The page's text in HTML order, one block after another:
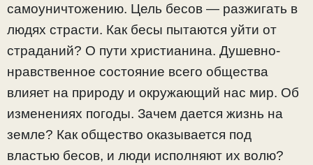
самоуничтожению. Цель бесов — разжигать в
людях страсти. Как бесы пытаются уйти от
страданий? О пути христианина. Душевно-
нравственное состояние всего общества
влияет на природу и окружающий нас мир. Об
изменениях погоды. Зачем дается жизнь на
земле? Как общество оказывается под
властью бесов, и люди исполняют их волю?